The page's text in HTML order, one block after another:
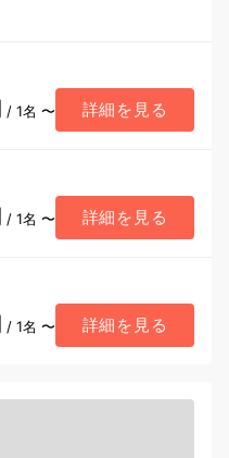
/ 1名 〜 詳細を見る
/ 1名 〜 詳細を見る
/ 1名 〜 詳細を見る